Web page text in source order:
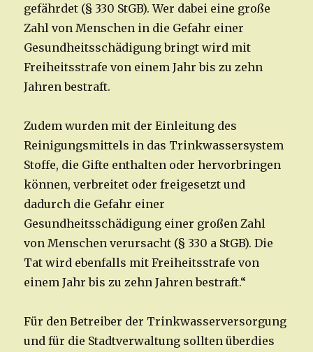
gefährdet (§ 330 StGB). Wer dabei eine große
Zahl von Menschen in die Gefahr einer
Gesundheitsschädigung bringt wird mit
Freiheitsstrafe von einem Jahr bis zu zehn
Jahren bestraft.
Zudem wurden mit der Einleitung des
Reinigungsmittels in das Trinkwassersystem
Stoffe, die Gifte enthalten oder hervorbringen
können, verbreitet oder freigesetzt und
dadurch die Gefahr einer
Gesundheitsschädigung einer großen Zahl
von Menschen verursacht (§ 330 a StGB). Die
Tat wird ebenfalls mit Freiheitsstrafe von
einem Jahr bis zu zehn Jahren bestraft.“
Für den Betreiber der Trinkwasserversorgung
und für die Stadtverwaltung sollten überdies